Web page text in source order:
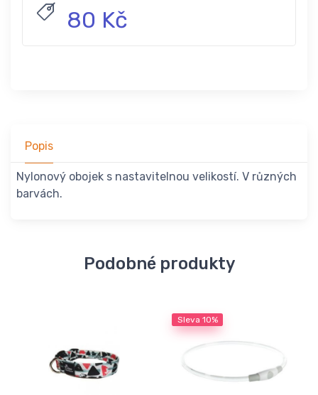
80 Kč
Popis
Nylonový obojek s nastavitelnou velikostí. V různých
barvách.
Podobné produkty
Sleva 10%